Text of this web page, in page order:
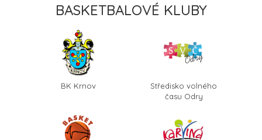
BASKETBALOVÉ KLUBY
BK Krnov
Středisko volného
času Odry